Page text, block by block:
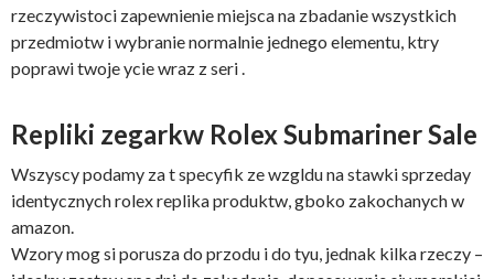
rzeczywistoci zapewnienie miejsca na zbadanie wszystkich
przedmiotw i wybranie normalnie jednego elementu, ktry
poprawi twoje ycie wraz z seri .
Repliki zegarkw Rolex Submariner Sale
Wszyscy podamy za t specyfik ze wzgldu na stawki sprzeday
identycznych rolex replika produktw, gboko zakochanych w
amazon.
Wzory mog si porusza do przodu i do tyu, jednak kilka rzeczy –